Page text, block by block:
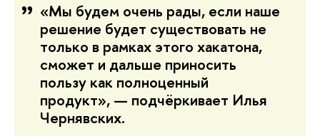
«Мы будем очень рады, если наше
решение будет существовать не
только в рамках этого хакатона,
сможет и дальше приносить
пользу как полноценный
продукт», — подчёркивает Илья
Чернявских.